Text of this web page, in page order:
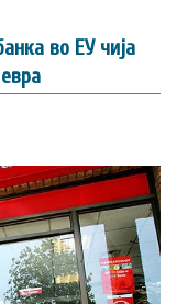
во ЕУ чија